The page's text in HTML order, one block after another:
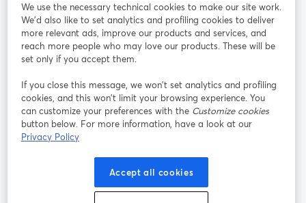
参加する
ライ
ンセ
ミナ
ー
Facebook
新しいタブで開く(Twitter)
YouTube
Instagram
新しいタブで開く
LinkedIn
新しいタブで開く
プラットフォーム利用規約
We use the necessary technical cookies to make our site work.
We'd also like to set analytics and profiling cookies to deliver
more relevant ads, improve our products and services, and
reach more people who may love our products. These will be
set only if you accept them.
If you close this message, we won’t set analytics and profiling
cookies, and this won’t limit your browsing experience. You
can customize your preferences with the Customize cookies
button below. For more information, have a look at our
Privacy Policy
Accept all cookies